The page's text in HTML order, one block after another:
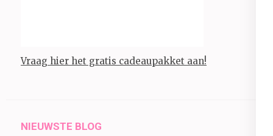
Vraag hier het gratis cadeaupakket aan!
NIEUWSTE BLOG